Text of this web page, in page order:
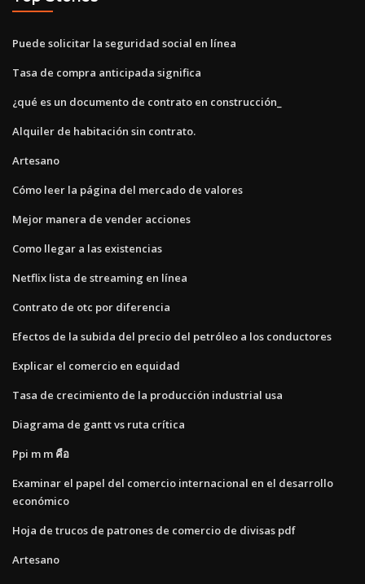
Puede solicitar la seguridad social en línea
Tasa de compra anticipada significa
¿qué es un documento de contrato en construcción_
Alquiler de habitación sin contrato.
Artesano
Cómo leer la página del mercado de valores
Mejor manera de vender acciones
Como llegar a las existencias
Netflix lista de streaming en línea
Contrato de otc por diferencia
Efectos de la subida del precio del petróleo a los conductores
Explicar el comercio en equidad
Tasa de crecimiento de la producción industrial usa
Diagrama de gantt vs ruta crítica
Ppi m m คือ
Examinar el papel del comercio internacional en el desarrollo
económico
Hoja de trucos de patrones de comercio de divisas pdf
Artesano